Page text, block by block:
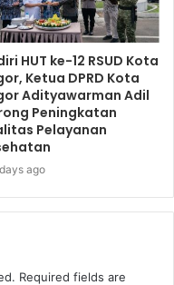
HUT ke-12 RSUD Kota
Ketua DPRD Kota
Adityawarman Adil
Peningkatan
Pelayanan
ago
Required fields are